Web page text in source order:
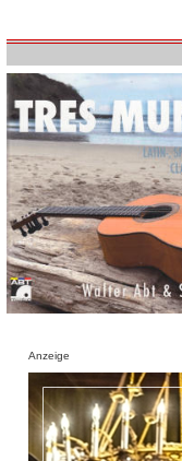
Anzeige